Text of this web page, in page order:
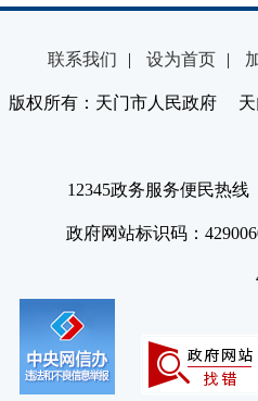
联系我们 | 设为首页 |
版权所有：天门市人民政府
12345政务服务便民热线
政府网站标识码：